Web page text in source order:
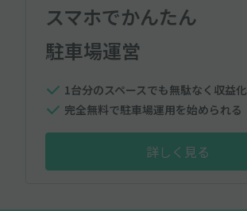
スマホでかんたん
駐車場運営
1台分のスペースでも無駄なく収益化
完全無料で駐車場運用を始められる
詳しく見る